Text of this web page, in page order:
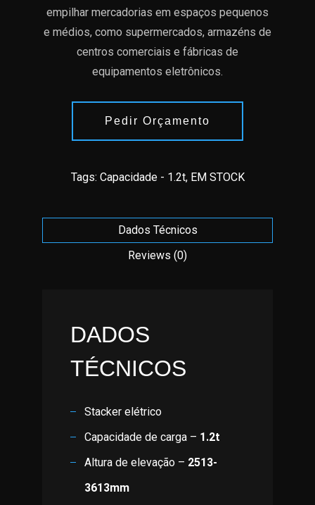
empilhar mercadorias em espaços pequenos
e médios, como supermercados, armazéns de
centros comerciais e fábricas de
equipamentos eletrônicos.
Pedir Orçamento
Tags: Capacidade - 1.2t, EM STOCK
Dados Técnicos
Reviews (0)
DADOS
TÉCNICOS
Stacker elétrico
Capacidade de carga – 1.2t
Altura de elevação – 2513-
3613mm